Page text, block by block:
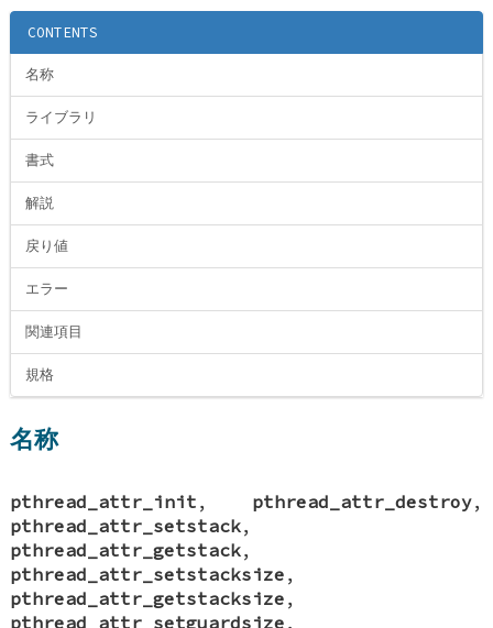
CONTENTS
名称
ライブラリ
書式
解説
戻り値
エラー
関連項目
規格
名称
pthread_attr_init , pthread_attr_destroy,
pthread_attr_setstack,
pthread_attr_getstack,
pthread_attr_setstacksize ,
pthread_attr_getstacksize ,
pthread_attr_setguardsize ,